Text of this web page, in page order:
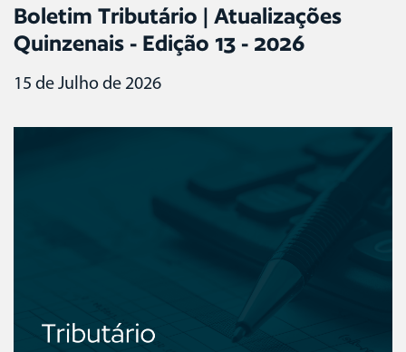
Boletim Tributário | Atualizações
Quinzenais - Edição 13 - 2026
15 de Julho de 2026